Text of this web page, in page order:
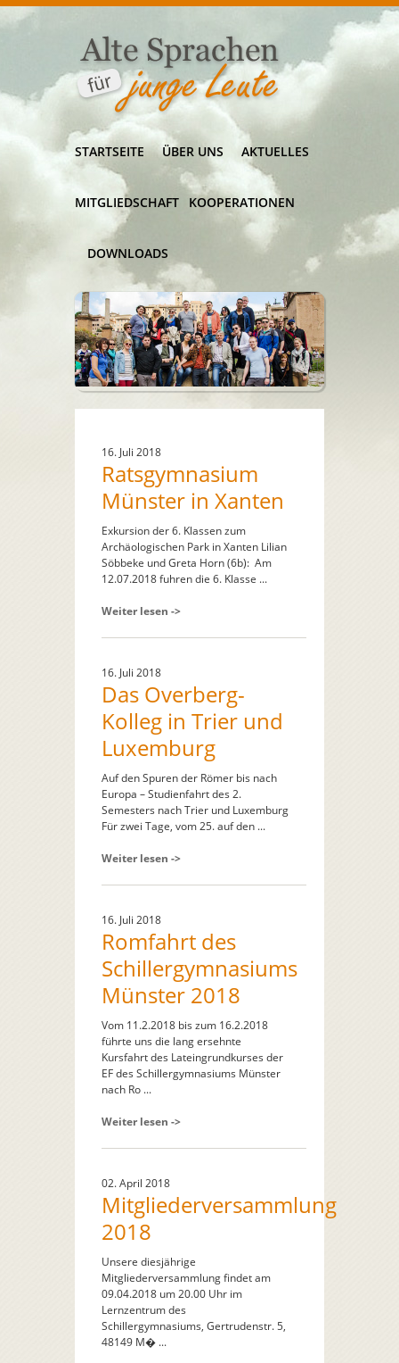
STARTSEITE ÜBER UNS AKTUELLES
MITGLIEDSCHAFT KOOPERATIONEN
DOWNLOADS
16. Juli 2018
Ratsgymnasium
Münster in Xanten
Exkursion der 6. Klassen zum
Archäologischen Park in Xanten Lilian
Söbbeke und Greta Horn (6b): Am
12.07.2018 fuhren die 6. Klasse ...
Weiter lesen ->
16. Juli 2018
Das Overberg-
Kolleg in Trier und
Luxemburg
Auf den Spuren der Römer bis nach
Europa – Studienfahrt des 2.
Semesters nach Trier und Luxemburg
Für zwei Tage, vom 25. auf den ...
Weiter lesen ->
16. Juli 2018
Romfahrt des
Schillergymnasiums
Münster 2018
Vom 11.2.2018 bis zum 16.2.2018
führte uns die lang ersehnte
Kursfahrt des Lateingrundkurses der
EF des Schillergymnasiums Münster
nach Ro ...
Weiter lesen ->
02. April 2018
Mitgliederversammlung
2018
Unsere diesjährige
Mitgliederversammlung findet am
09.04.2018 um 20.00 Uhr im
Lernzentrum des
Schillergymnasiums, Gertrudenstr. 5,
48149 M� ...